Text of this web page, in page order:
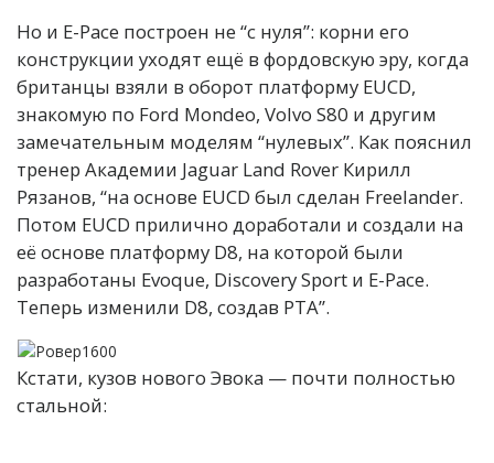
Но и Е-Расе построен не “с нуля”: корни его
конструкции уходят ещё в фордовскую эру, когда
британцы взяли в оборот платформу EUCD,
знакомую по Ford Mondeo, Volvo S80 и другим
замечательным моделям “нулевых”. Как пояснил
тренер Академии Jaguar Land Rover Кирилл
Рязанов, “на основе EUCD был сделан Freelander.
Потом EUCD прилично доработали и создали на
её основе платформу D8, на которой были
разработаны Evoque, Discovery Sport и E-Pace.
Теперь изменили D8, создав PTA”.
Кстати, кузов нового Эвока — почти полностью
стальной: